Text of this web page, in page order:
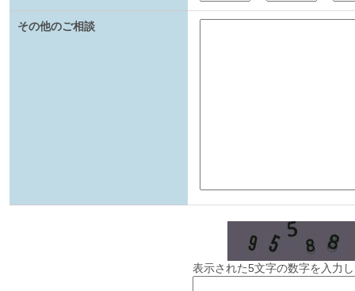
その他のご相談
表示された5文字の数字を入力